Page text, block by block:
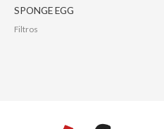
SPONGE EGG
Filtros